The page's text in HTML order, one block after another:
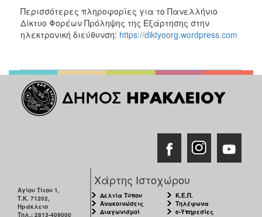
Περισσότερες πληροφορίες για το Πανελλήνιο
Δίκτυο Φορέων Πρόληψης της Εξάρτησης στην
ηλεκτρονική διεύθυνση: https://diktyoorg.wordpress.com
Αγίου Τίτου 1,
Τ.Κ. 71202,
Ηράκλειο
Τηλ.: 2813-409000
Χάρτης Ιστοχώρου
Δελτία Τύπου
Ανακοινώσεις
Διαγωνισμοί
Κ.Ε.Π.
Τηλέφωνα
e-Υπηρεσίες